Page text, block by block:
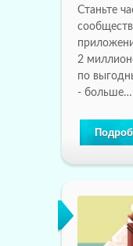
Станьте
2
по
- больше…